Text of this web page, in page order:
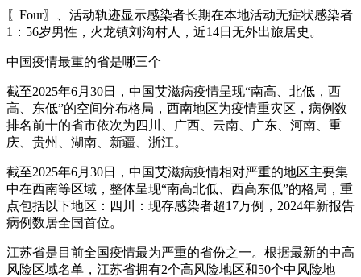
〖Four〗、活动轨迹显示感染者长期在本地活动无症状感染者
1：56岁男性，火龙镇刘沟村人，近14日无外出旅居史。
中国疫情最重的省是哪三个
截至2025年6月30日，中国艾滋病疫情呈现“南高、北低，西
高、东低”的空间分布格局，西南地区为疫情重灾区，病例数
排名前十的省市依次为四川、广西、云南、广东、河南、重
庆、贵州、湖南、新疆、浙江。
截至2025年6月30日，中国艾滋病疫情相对严重的地区主要集
中在西南等区域，整体呈现“南高北低、西高东低”的格局，重
点包括以下地区：四川：现存感染者超17万例，2024年新报告
病例数居全国首位。
江苏省是目前全国疫情最为严重的省份之一。根据最新的中高
风险区域名单，江苏省拥有2个高风险地区和50个中风险地